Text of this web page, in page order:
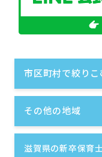
市区町村で絞りこ
その他の地域
滋賀県の新卒保育